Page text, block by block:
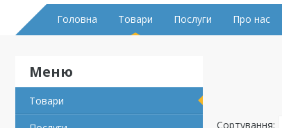
Головна Товари Послуги Про нас
Товари